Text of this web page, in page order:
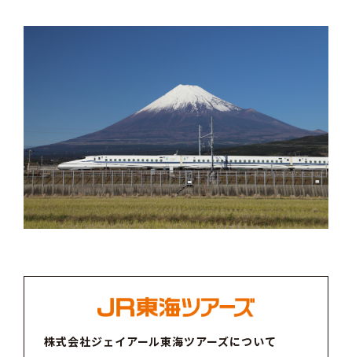
株式会社ジェイアール東海ツアーズについて